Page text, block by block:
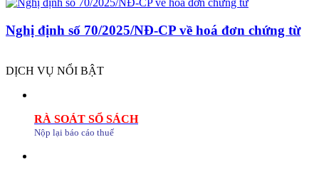
Nghị định số 70/2025/NĐ-CP về hoá đơn chứng từ
DỊCH VỤ NỔI BẬT
RÀ SOÁT SỔ SÁCH
Nộp lại báo cáo thuế